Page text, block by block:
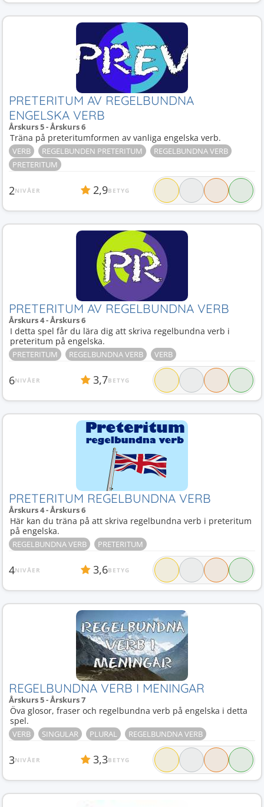
PRETERITUM AV REGELBUNDNA
ENGELSKA VERB
Årskurs 5 - Årskurs 6
Träna på preteritumformen av vanliga engelska verb.
VERB REGELBUNDEN PRETERITUM
REGELBUNDNA VERB
PRETERITUM
2NIVÅER 2,9BETYG
PRETERITUM AV REGELBUNDNA VERB
Årskurs 4 - Årskurs 6
I detta spel får du lära dig att skriva regelbundna verb i
preteritum på engelska.
PRETERITUM REGELBUNDNA VERB VERB
6NIVÅER 3,7BETYG
PRETERITUM REGELBUNDNA VERB
Årskurs 4 - Årskurs 6
Här kan du träna på att skriva regelbundna verb i preteritum
på engelska.
REGELBUNDNA VERB PRETERITUM
4NIVÅER 3,6BETYG
REGELBUNDNA VERB I MENINGAR
Årskurs 5 - Årskurs 7
Öva glosor, fraser och regelbundna verb på engelska i detta
spel.
VERB SINGULAR PLURAL REGELBUNDNA VERB
3NIVÅER 3,3BETYG